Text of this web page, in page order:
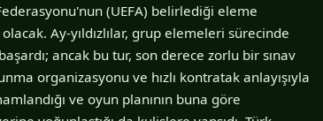
(UEFA) belirlediği eleme
Ay-yıldızlılar, grup elemeleri sürecinde
ancak bu tur, son derece zorlu bir sınav
organizasyonu ve hızlı kontratak anlayışıyla
ve oyun planının buna göre